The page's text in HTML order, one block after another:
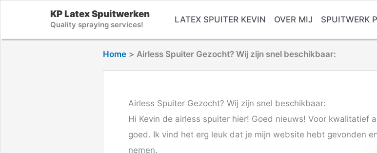
de
KP Latex Spuitwerken
Quality spraying services!
LATEX SPUITER KEVIN OVER MIJ SPUITWERK
Home Airless Spuiter Gezocht? Wij zijn snel beschikbaar:
Airless Spuiter Gezocht? Wij zijn snel beschikbaar:
Hi Kevin de airless spuiter hier! Goed nieuws! Voor kwalitatief
goed. Ik vind het erg leuk dat je mijn website hebt gevonden
nemen.